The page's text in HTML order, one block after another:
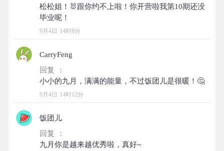
松松姐！🐰跟你约不上啦！你开营啦我第10期还没
9月4日 14时8分
CarryFeng
回复 ：
9月4日 14时12分
饭团儿
回复 ：